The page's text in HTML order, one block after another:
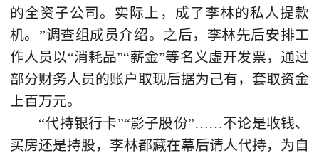
的全资子公司。实际上，成了李林的私人提款
机。”调查组成员介绍。之后，李林先后安排工
作人员以“消耗品”“薪金”等名义虚开发票，通过
部分财务人员的账户取现后据为己有，套取资金
上百万元。
“代持银行卡”“影子股份”……不论是收钱、
买房还是持股，李林都藏在幕后请人代持，为自